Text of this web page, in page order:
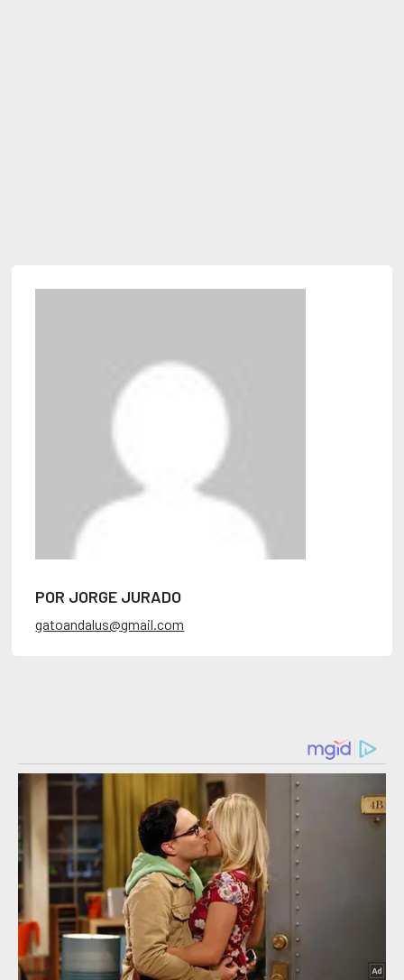
POR JORGE JURADO
gatoandalus@gmail.com